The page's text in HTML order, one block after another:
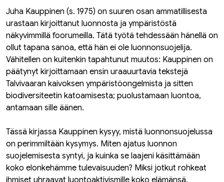
Juha Kauppinen (s. 1975) on suuren osan ammatillisesta
urastaan kirjoittanut luonnosta ja ympäristöstä
näkyvimmillä foorumeilla. Tätä työtä tehdessään hänellä on
ollut tapana sanoa, että hän ei ole luonnonsuojelija.
Vähitellen on kuitenkin tapahtunut muutos: Kauppinen on
päätynyt kirjoittamaan ensin uraauurtavia tekstejä
Talvivaaran kaivoksen ympäristöongelmista ja sitten
biodiversiteetin katoamisesta; puolustamaan luontoa,
antamaan sille äänen.
Tässä kirjassa Kauppinen kysyy, mistä luonnonsuojelussa
on perimmiltään kysymys. Miten ajatus luonnon
suojelemisesta syntyi, ja kuinka se laajeni käsittämään
koko elonkehämme tulevaisuuden? Miksi jotkut rohkeat
ihmiset uhraavat luontoaktivismille koko elämänsä,